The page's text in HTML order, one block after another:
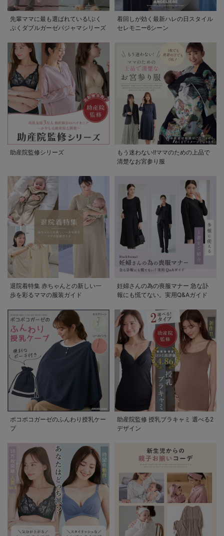
先輩ママに最も選ばれている!ぷく
ぷくダブルガーゼパジャマシリーズ
着回しが効く最新ハレの日スタイル
セレモニー6シーン
助産院監修シリーズ
もう迷わない!!ママのための上品で
清楚なお宮参り服
退院着特集 赤ちゃんとの新しい一
歩を彩るママの服装ガイド
妊婦さんの為の喪服マナー 急な訃
報にも慌てない。実用Q&Aガイド
ポコポコガーゼのふんわり授乳ケー
プ
助産院監修 授乳ブラキャミ 選べる2
デザイン